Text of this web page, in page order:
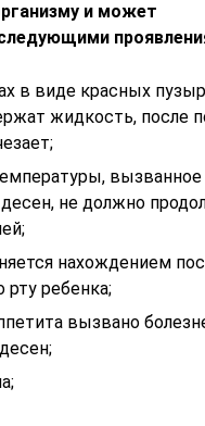
и может
в виде красных
жидкость, после
вызванное
не должно
нахождением
ребенка;
вызвано